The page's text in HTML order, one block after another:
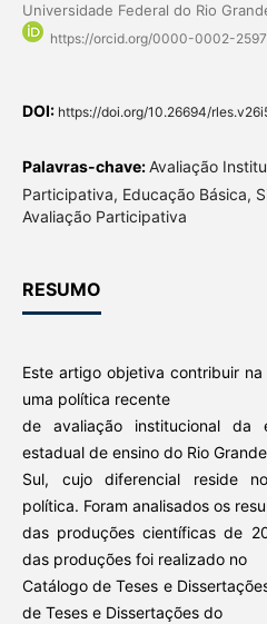
Universidade Federal do Rio
https://orcid.org/0000-0002-
DOI: https://doi.org/10.26694/
Palavras-chave:Avaliação
Participativa, Educação Básica,
Avaliação Participativa
RESUMO
Este artigo objetiva contribuir
uma política recente
de avaliação institucional da
estadual de ensino do Rio
Sul, cujo diferencial reside
política. Foram analisados os
das produções científicas de
das produções foi realizado no
Catálogo de Teses e
de Teses e Dissertações do